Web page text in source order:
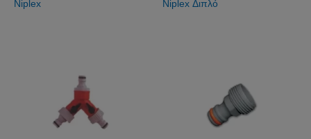
Niplex Niplex Διπλό